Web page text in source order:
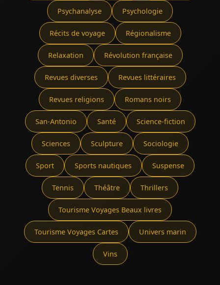
Psychanalyse Psychologie
Récits de voyage Régionalisme
Relaxation Révolution française
Revues diverses Revues littéraires
Revues religions Romans noirs
San-Antonio Santé Science-fiction
Sciences Sculpture Sociologie
Sport Sports nautiques Suspense
Tennis Théâtre Thrillers
Tourisme Voyages Beaux livres
Tourisme Voyages Cartes Univers marin
Vins